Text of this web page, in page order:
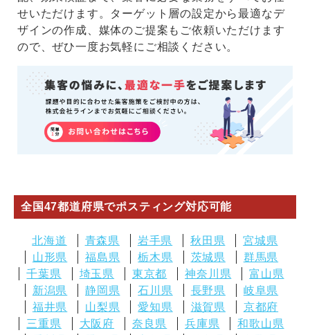
せいただけます。ターゲット層の設定から最適なデ
ザインの作成、媒体のご提案もご依頼いただけます
ので、ぜひ一度お気軽にご相談ください。
全国47都道府県でポスティング対応可能
北海道 青森県 岩手県 秋田県
宮城県
山形県
福島県 栃木県 茨城県
群馬県
千葉県
埼玉県 東京都 神奈川県
富山県
新潟県
静岡県 石川県 長野県
岐阜県
福井県
山梨県 愛知県 滋賀県
京都府
三重県
大阪府 奈良県 兵庫県
和歌山県